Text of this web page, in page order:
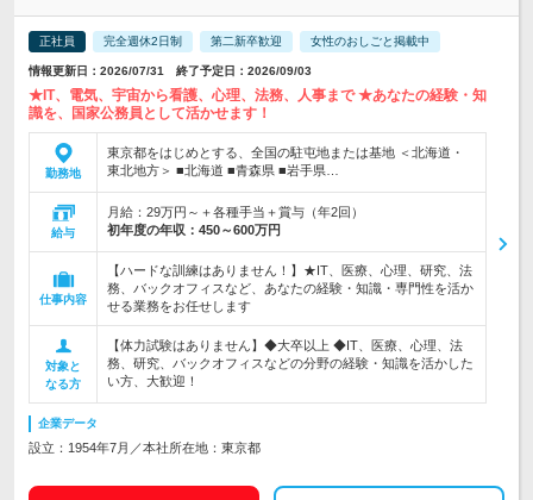
正社員 完全週休2日制 第二新卒歓迎 女性のおしごと掲載中
情報更新日：2026/07/31 終了予定日：2026/09/03
★IT、電気、宇宙から看護、心理、法務、人事まで ★あなたの経験・知
識を、国家公務員として活かせます！
勤務地
東京都をはじめとする、全国の駐屯地または基地 ＜北海道・
東北地方＞ ■北海道 ■青森県 ■岩手県…
給与
月給：29万円～＋各種手当＋賞与（年2回）
初年度の年収： 450～600万円
仕事内容
【ハードな訓練はありません！】★IT、医療、心理、研究、法
務、バックオフィスなど、あなたの経験・知識・専門性を活か
せる業務をお任せします
対象と
なる方
【体力試験はありません】◆大卒以上 ◆IT、医療、心理、法
務、研究、バックオフィスなどの分野の経験・知識を活かした
い方、大歓迎！
企業データ
設立：1954年7月／本社所在地：東京都